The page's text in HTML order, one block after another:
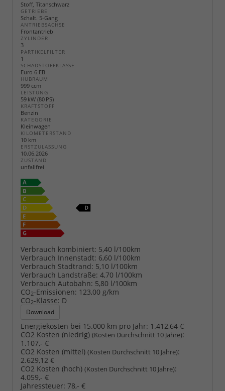
Stoff, Titanschwarz
GETRIEBE
Schalt. 5-Gang
ANTRIEBSACHSE
Frontantrieb
ZYLINDER
3
PARTIKELFILTER
1
SCHADSTOFFKLASSE
Euro 6 EB
HUBRAUM
999 ccm
LEISTUNG
59 kW (80 PS)
KRAFTSTOFF
Benzin
KATEGORIE
Kleinwagen
KILOMETERSTAND
10 km
ERSTZULASSUNG
10.06.2026
ZUSTAND
unfallfrei
Verbrauch kombiniert: 5,40 l/100km
Verbrauch Innenstadt: 6,60 l/100km
Verbrauch Stadtrand: 5,10 l/100km
Verbrauch Landstraße: 4,70 l/100km
Verbrauch Autobahn: 5,80 l/100km
CO2-Emissionen: 123,00 g/km
CO2-Klasse: D
Download
Energiekosten bei 15.000 km pro Jahr: 1.412,64 €
CO2 Kosten (niedrig) (Kosten Durchschnitt 10 Jahre):
1.107,- €
CO2 Kosten (mittel) (Kosten Durchschnitt 10 Jahre):
2.629,12 €
CO2 Kosten (hoch) (Kosten Durchschnitt 10 Jahre):
4.059,- €
Jahressteuer: 78,- €